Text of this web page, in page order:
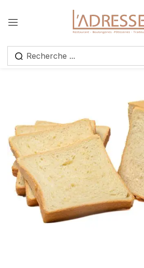
Sign in
Create an account